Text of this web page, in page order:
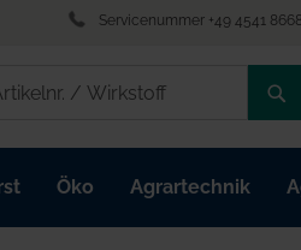
Servicenummer +49 4541
/
/
Öko Agrartechnik